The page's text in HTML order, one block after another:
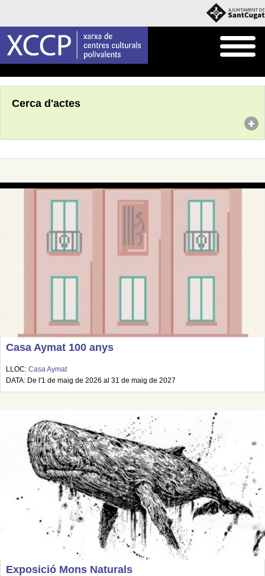
Cerca d'actes
Casa Aymat 100 anys
LLOC: Casa Aymat
DATA: De l'1 de maig de 2026 al 31 de maig de 2027
Exposició Mons Naturals